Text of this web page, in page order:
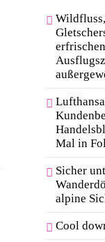
Mal in
Sicher
alpine
Cool